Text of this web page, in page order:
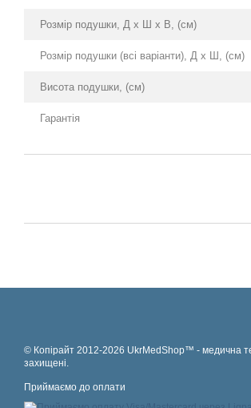
Розмір подушки, Д х Ш х В, (см)
Розмір подушки (всі варіанти), Д х Ш, (см)
Висота подушки, (см)
Гарантія
© Копірайт 2012-2026 UkrMedShop™ - медична
захищені.
Приймаємо до оплати